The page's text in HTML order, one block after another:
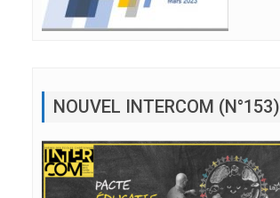
NOUVEL INTERCOM (N°153)